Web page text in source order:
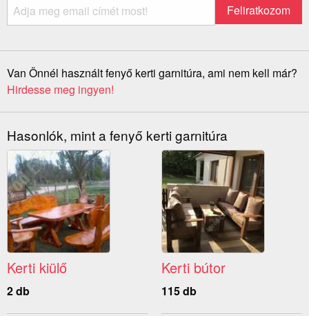
Van Önnél használt fenyő kerti garnitúra, ami nem kell már?
Hirdesse meg ingyen!
Hasonlók, mint a fenyő kerti garnitúra
Kerti kiülő
2 db
Kerti bútor
115 db